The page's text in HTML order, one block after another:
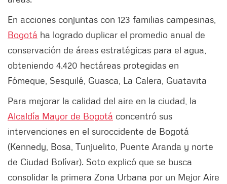
En acciones conjuntas con 123 familias campesinas,
Bogotá ha logrado duplicar el promedio anual de
conservación de áreas estratégicas para el agua,
obteniendo 4.420 hectáreas protegidas en
Fómeque, Sesquilé, Guasca, La Calera, Guatavita
Para mejorar la calidad del aire en la ciudad, la
Alcaldía Mayor de Bogotá concentró sus
intervenciones en el suroccidente de Bogotá
(Kennedy, Bosa, Tunjuelito, Puente Aranda y norte
de Ciudad Bolívar). Soto explicó que se busca
consolidar la primera Zona Urbana por un Mejor Aire